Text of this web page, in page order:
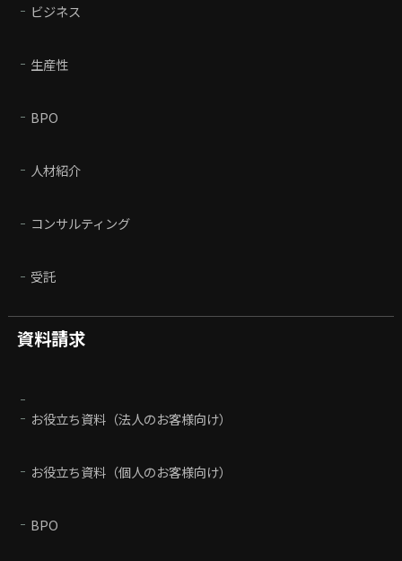
ビジネス
生産性
BPO
人材紹介
コンサルティング
受託
資料請求
お役立ち資料（法人のお客様向け）
お役立ち資料（個人のお客様向け）
BPO